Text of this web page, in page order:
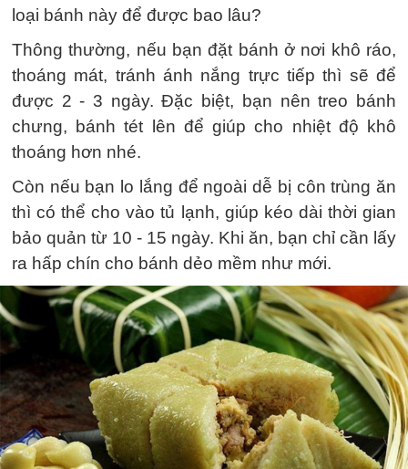
loại bánh này để được bao lâu?
Thông thường, nếu bạn đặt bánh ở nơi khô ráo,
thoáng mát, tránh ánh nắng trực tiếp thì sẽ để
được 2 - 3 ngày. Đặc biệt, bạn nên treo bánh
chưng, bánh tét lên để giúp cho nhiệt độ khô
thoáng hơn nhé.
Còn nếu bạn lo lắng để ngoài dễ bị côn trùng ăn
thì có thể cho vào tủ lạnh, giúp kéo dài thời gian
bảo quản từ 10 - 15 ngày. Khi ăn, bạn chỉ cần lấy
ra hấp chín cho bánh dẻo mềm như mới.